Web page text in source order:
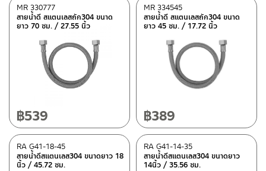
สายน้ำดี สแตนเลสถัก304 ขนาด
ยาว 70 ซม. / 27.55 นิ้ว
MR 330777
฿539
สายน้ำดี สแตนเลสถัก304 ขนาด
ยาว 45 ซม. / 17.72 นิ้ว
MR 334545
฿389
สายน้ำดีสแตนเลส304 ขนาดยาว 18
นิ้ว / 45.72 ซม.
RA G41-18-45
สายน้ำดีสแตนเลส304 ขนาดยาว
14นิ้ว / 35.56 ซม.
RA G41-14-35